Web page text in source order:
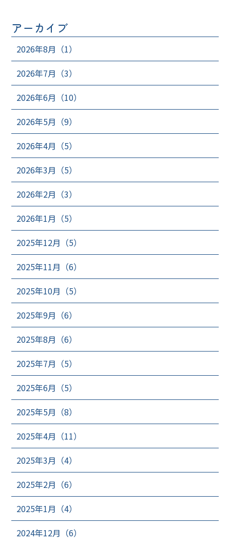
アーカイブ
2026年8月（1）
2026年7月（3）
2026年6月（10）
2026年5月（9）
2026年4月（5）
2026年3月（5）
2026年2月（3）
2026年1月（5）
2025年12月（5）
2025年11月（6）
2025年10月（5）
2025年9月（6）
2025年8月（6）
2025年7月（5）
2025年6月（5）
2025年5月（8）
2025年4月（11）
2025年3月（4）
2025年2月（6）
2025年1月（4）
2024年12月（6）